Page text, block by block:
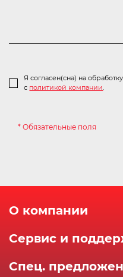
Я согласен(сна) на
с политикой компании.
* Обязательные поля
О компании
Сервисный центр
Сервис и
Спец.